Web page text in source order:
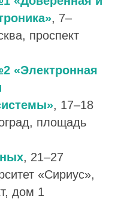
, 7–
проспект
«Электронная
, 17–18
площадь
, 21–27
«Сириус»,
дом 1